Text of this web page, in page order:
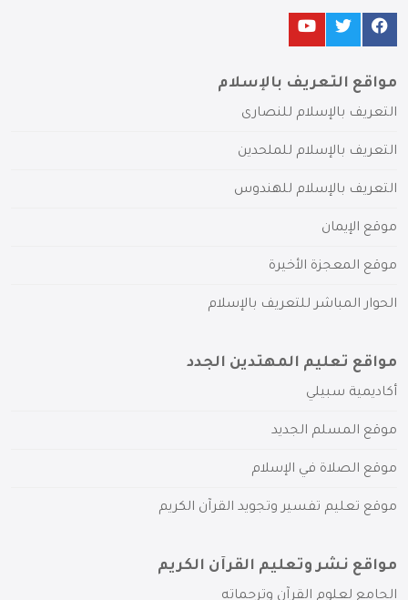
مواقع التعريف بالإسلام
التعريف بالإسلام للنصارى
التعريف بالإسلام للملحدين
التعريف بالإسلام للهندوس
موقع الإيمان
موقع المعجزة الأخيرة
الحوار المباشر للتعريف بالإسلام
مواقع تعليم المهتدين الجدد
أكاديمية سبيلي
موقع المسلم الجديد
موقع الصلاة في الإسلام
موقع تعليم تفسير وتجويد القرآن الكريم
مواقع نشر وتعليم القرآن الكريم
الجامع لعلوم القرآن وترجماته